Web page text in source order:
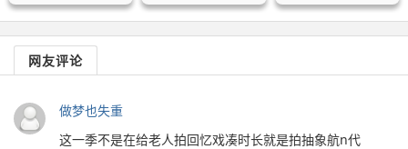
网友评论
做梦也失重
这一季不是在给老人拍回忆戏凑时长就是拍抽象航n代